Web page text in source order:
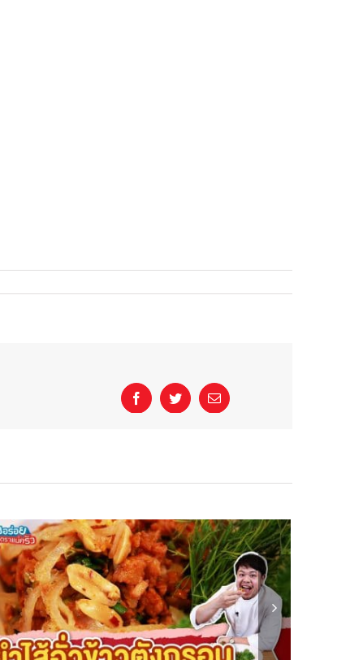
FacebookTwitterEmail